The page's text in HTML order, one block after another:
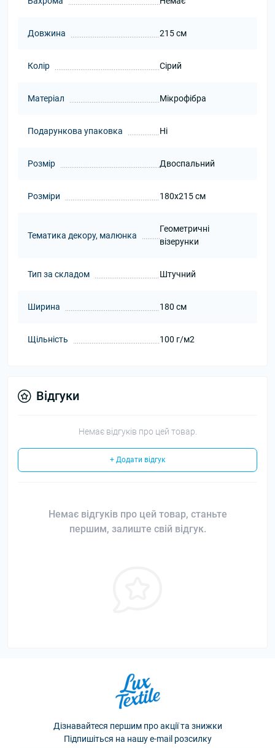
Довжина 215 см
Колір Сірий
Матеріал Мікрофібра
Подарункова упаковка Ні
Розмір Двоспальний
Розміри 180x215 см
Тематика декору, малюнка
Геометричні
візерунки
Тип за складом Штучний
Ширина 180 см
Щільність 100 г/м2
Відгуки
Немає відгуків про цей товар.
+ Додати відгук
Немає відгуків про цей товар, станьте
першим, залиште свій відгук.
Дізнавайтеся першим про акції та знижки
Підпишіться на нашу e-mail розсилку